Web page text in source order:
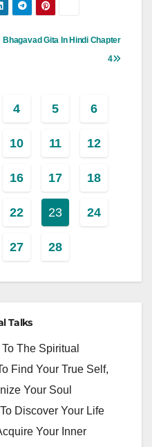
Bhagavad Gita In Hindi Chapter
4
4 5 6
10 11 12
16 17 18
22 23 24
27 28
Talks
The Spiritual
Find Your True Self,
Your Soul
Discover Your Life
Your Inner